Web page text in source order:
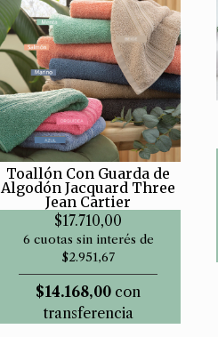
Toallón Con Guarda de
Algodón Jacquard Three
Jean Cartier
$17.710,00
6 cuotas sin interés de
$2.951,67
$14.168,00 con
transferencia